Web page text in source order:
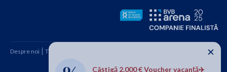
Câștigă 2.000 € Voucher vacanță✈️
✕
Despre noi Termeni și condiții